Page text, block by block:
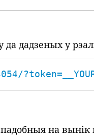
дадзеных у
на вынік